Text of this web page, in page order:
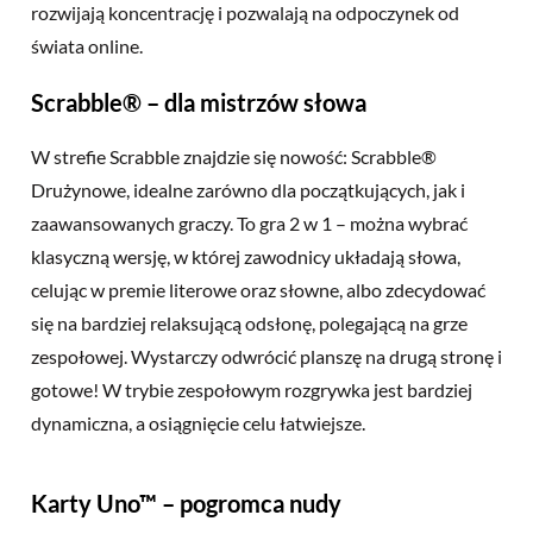
rozwijają koncentrację i pozwalają na odpoczynek od
świata online.
Scrabble® – dla mistrzów słowa
W strefie Scrabble znajdzie się nowość: Scrabble®
Drużynowe, idealne zarówno dla początkujących, jak i
zaawansowanych graczy. To gra 2 w 1 – można wybrać
klasyczną wersję, w której zawodnicy układają słowa,
celując w premie literowe oraz słowne, albo zdecydować
się na bardziej relaksującą odsłonę, polegającą na grze
zespołowej. Wystarczy odwrócić planszę na drugą stronę i
gotowe! W trybie zespołowym rozgrywka jest bardziej
dynamiczna, a osiągnięcie celu łatwiejsze.
Karty Uno™ – pogromca nudy